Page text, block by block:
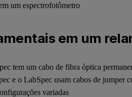
um espectrofotômetro
em um
tem um cabo de fibra óptica
e o LabSpec usam cabos de jumper
variadas